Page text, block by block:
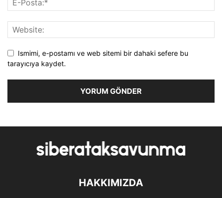
Ismimi, e-postamı ve web sitemi bir dahaki sefere bu
tarayıcıya kaydet.
HAKKIMIZDA